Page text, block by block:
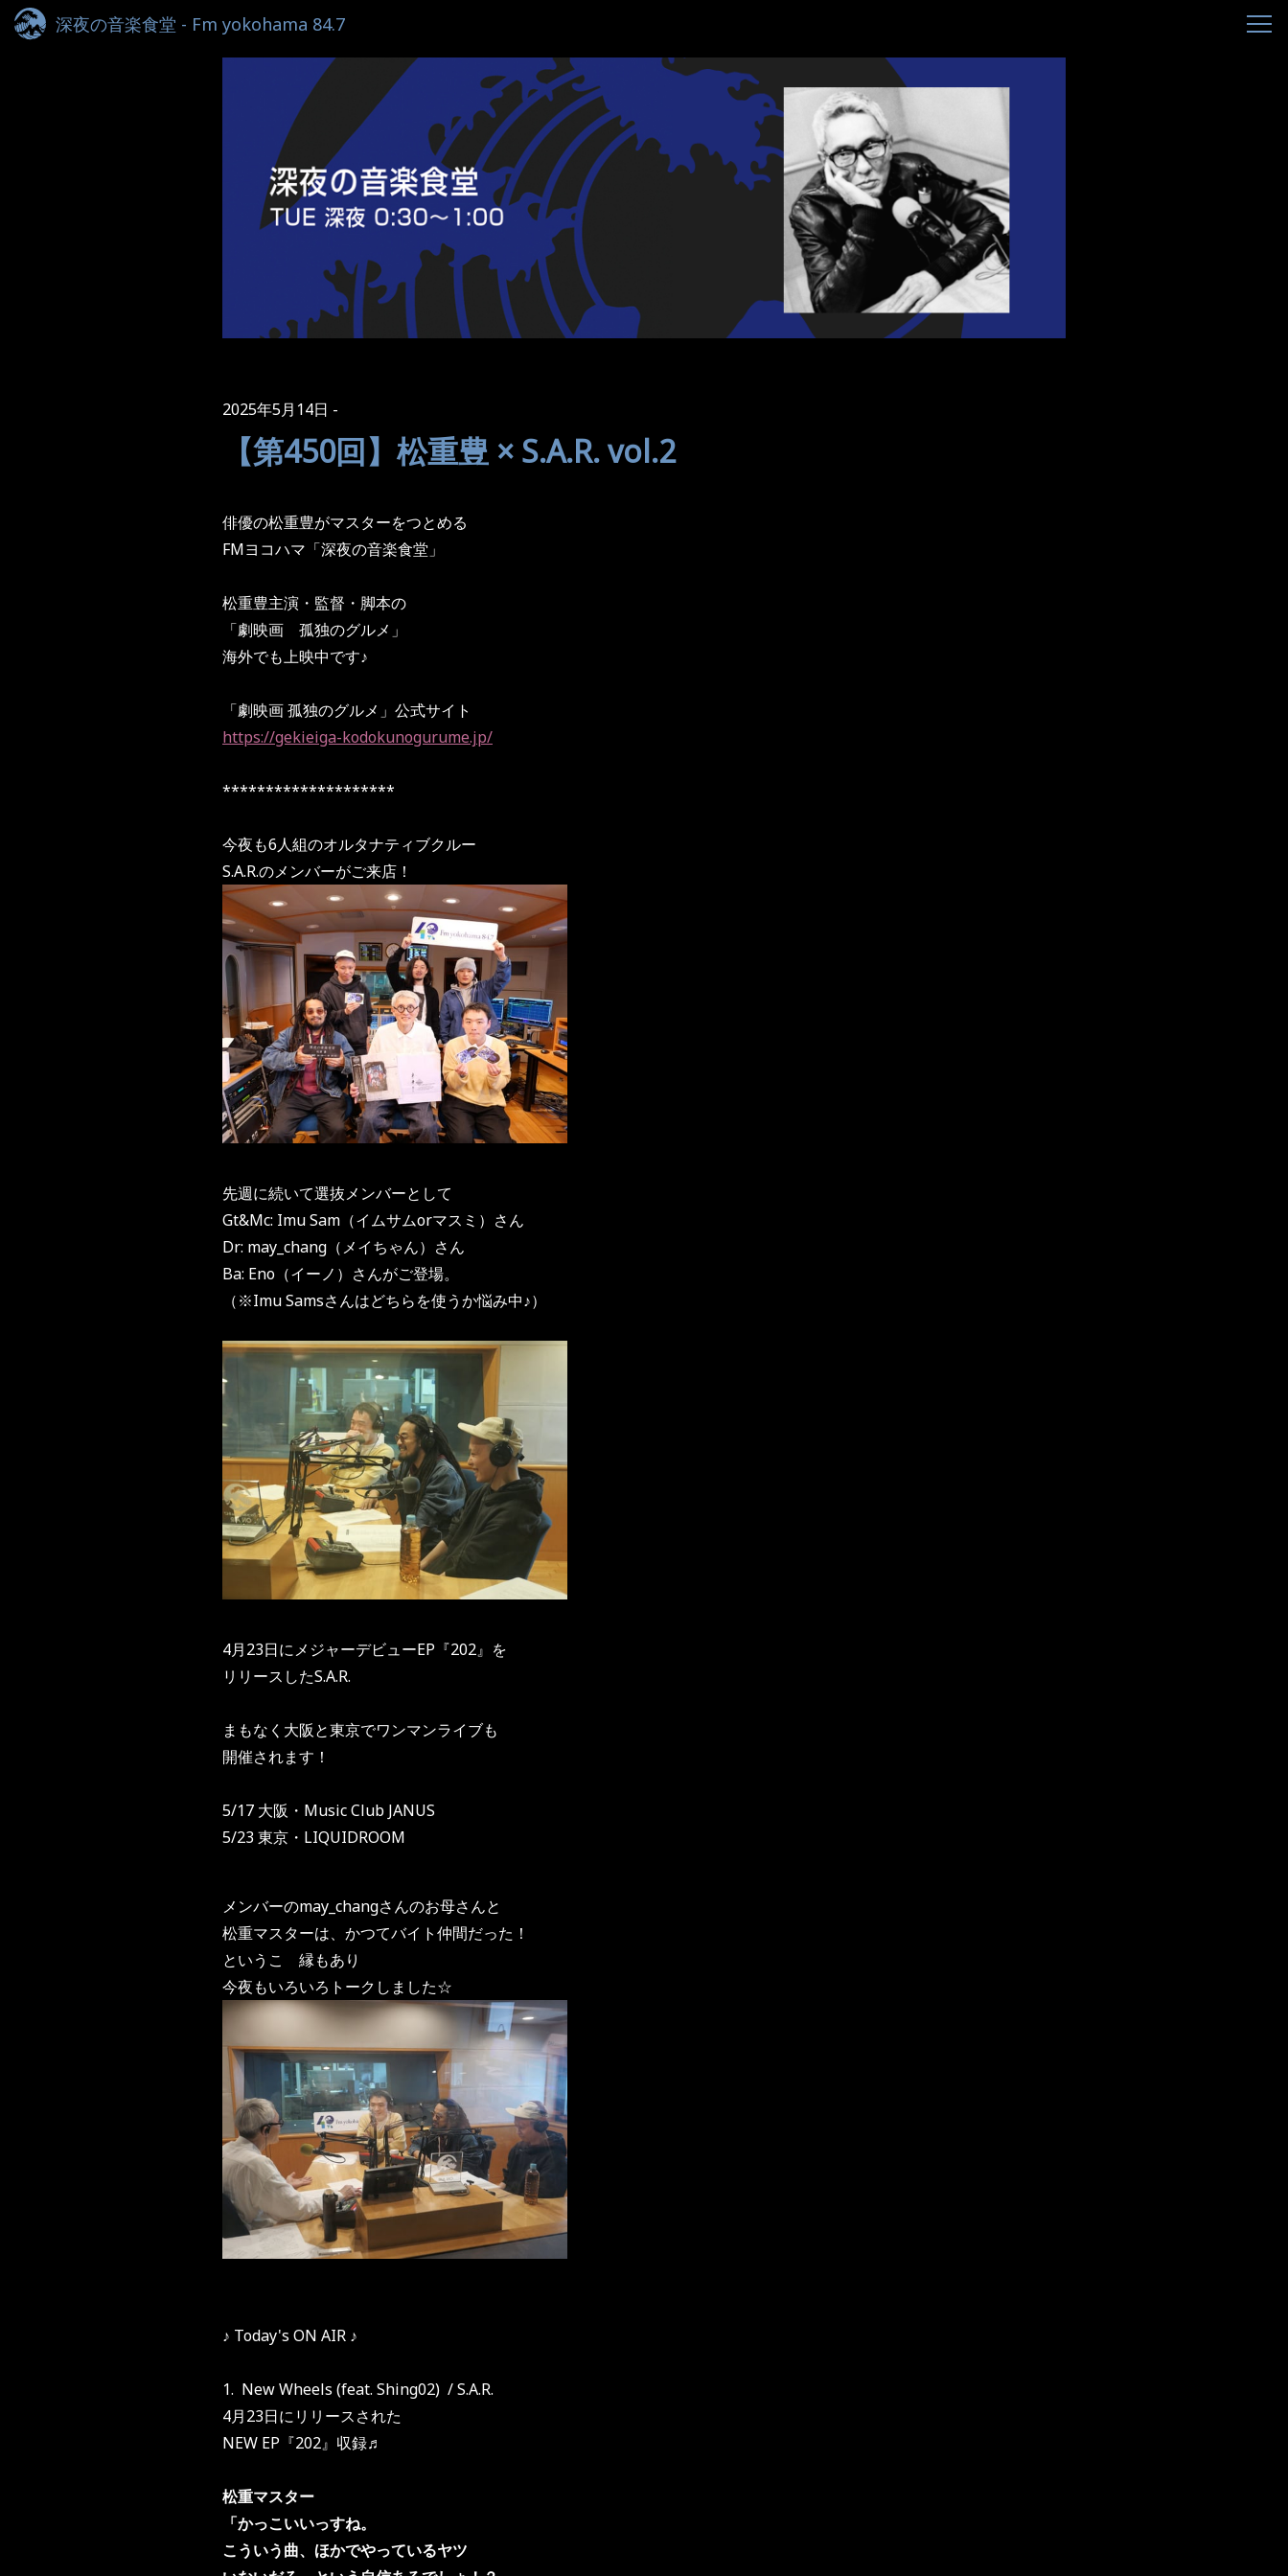
深夜の音楽食堂 - Fm yokohama 84.7
2025年5月14日
【第450回】松重豊 × S.A.R. vol.2
俳優の松重豊がマスターをつとめる
FMヨコハマ「深夜の音楽食堂」
松重豊主演・監督・脚本の
「劇映画 孤独のグルメ」
海外でも上映中です♪
「劇映画 孤独のグルメ」公式サイト
https://gekieiga-kodokunogurume.jp/
********************
今夜も6人組のオルタナティブクルー
S.A.R.のメンバーがご来店！
先週に続いて選抜メンバーとして
Gt&Mc: Imu Sam（イムサムorマスミ）さん
Dr: may_chang（メイちゃん）さん
Ba: Eno（イーノ）さんがご登場。
（※Imu Samsさんはどちらを使うか悩み中♪）
4月23日にメジャーデビューEP『202』を
リリースしたS.A.R.
まもなく大阪と東京でワンマンライブも
開催されます！
5/17 大阪・Music Club JANUS
5/23 東京・LIQUIDROOM
メンバーのmay_changさんのお母さんと
松重マスターは、かつてバイト仲間だった！
というこ゚縁もあり
今夜もいろいろトークしました☆
♪ Today's ON AIR ♪
1. New Wheels (feat. Shing02) / S.A.R.
4月23日にリリースされた
NEW EP『202』収録♬
松重マスター
「かっこいいっすね。
こういう曲、ほかでやっているヤツ